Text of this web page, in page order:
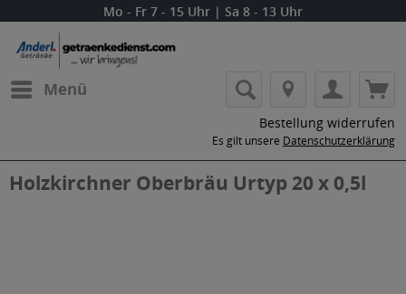
Mo - Fr 7 - 15 Uhr | Sa 8 - 13 Uhr
Menü
Bestellung widerrufen
Es gilt unsere Datenschutzerklärung
Holzkirchner Oberbräu Urtyp 20 x 0,5l